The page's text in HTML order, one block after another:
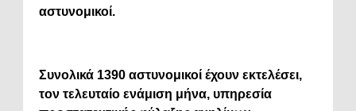
αστυνομικοί.
Συνολικά 1390 αστυνομικοί έχουν εκτελέσει,
τον τελευταίο ενάμιση μήνα, υπηρεσία